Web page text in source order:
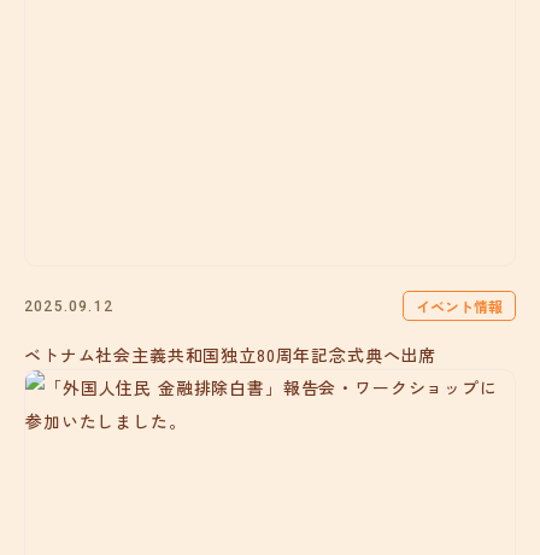
2025.09.12 イベント情報
ベトナム社会主義共和国独立80周年記念式典へ出席